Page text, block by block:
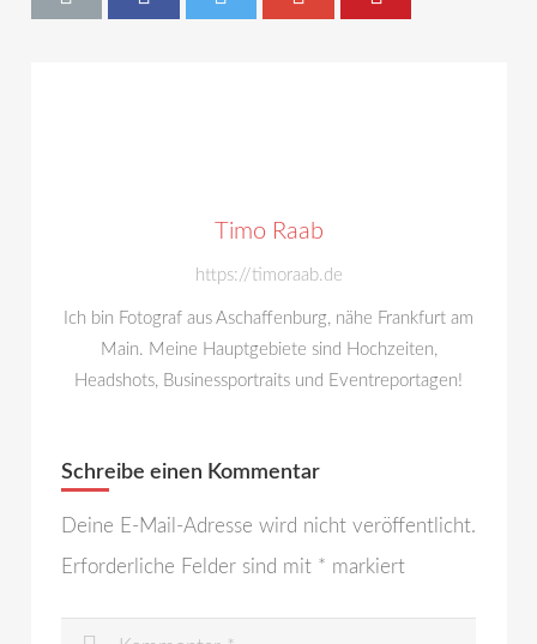
Timo Raab
https://timoraab.de
Ich bin Fotograf aus Aschaffenburg, nähe Frankfurt am
Main. Meine Hauptgebiete sind Hochzeiten,
Headshots, Businessportraits und Eventreportagen!
Schreibe einen Kommentar
Deine E-Mail-Adresse wird nicht veröffentlicht.
Erforderliche Felder sind mit * markiert